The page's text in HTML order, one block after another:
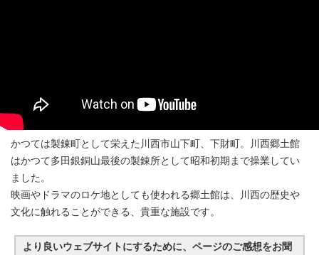
かつては製錬町として栄えた川西市山下町、下財町。川西郷土館
はかつて多田銀銅山最後の製錬所として昭和初期まで操業してい
ました。
映画やドラマのロケ地としても使われる郷土館は、川西の歴史や
文化に触れることができる、貴重な施設です。
より良いウェブサイトにするために、ページのご感想をお聞